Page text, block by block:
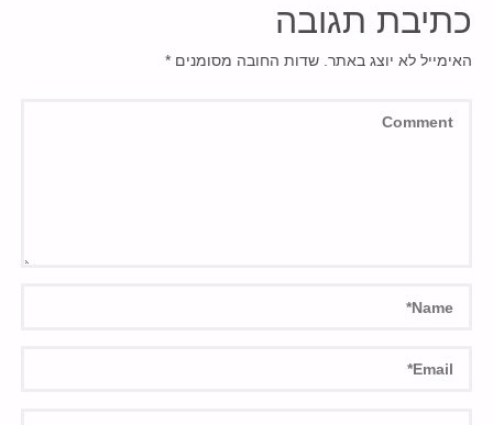
כתיבת תגובה
האימייל לא יוצג באתר. שדות החובה מסומנים *